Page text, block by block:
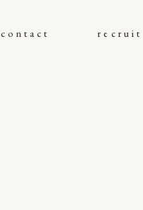
contact recruit